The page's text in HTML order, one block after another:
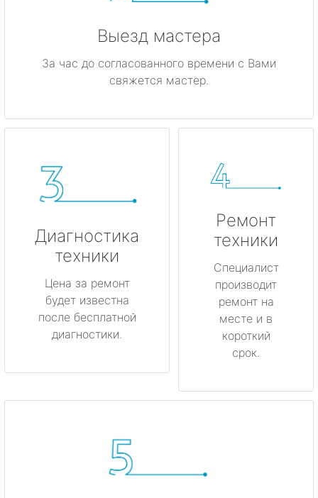
Выезд мастера
За час до согласованного времени с Вами
свяжется мастер.
Диагностика
техники
Цена за ремонт
будет известна
после бесплатной
диагностики.
Ремонт
техники
Специалист
производит
ремонт на
месте и в
короткий
срок.